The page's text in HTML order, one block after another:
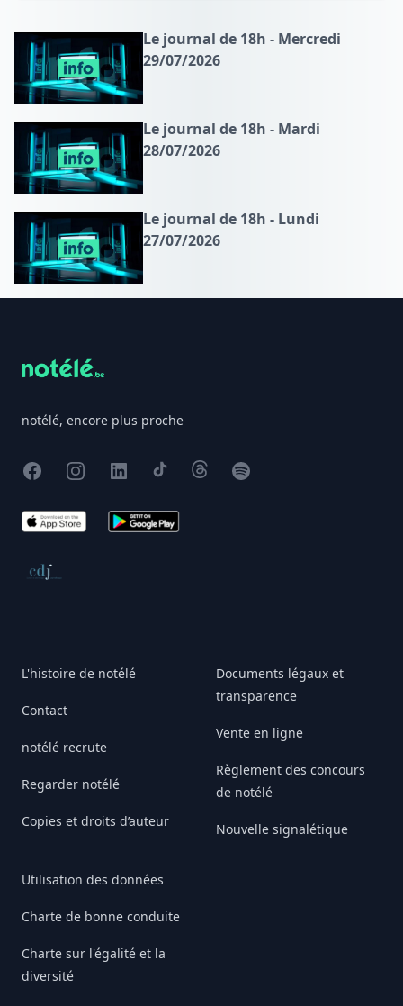
Le journal de 18h - Mercredi
29/07/2026
Le journal de 18h - Mardi
28/07/2026
Le journal de 18h - Lundi
27/07/2026
notélé, encore plus proche
FacebookInstagram
X TikTokThreadsSpotify
App Store Google Play
Conseil de déontologie journalistique
L'histoire de notélé
Contact
notélé recrute
Regarder notélé
Copies et droits d’auteur
Utilisation des données
Charte de bonne conduite
Charte sur l'égalité et la
diversité
Documents légaux et
transparence
Vente en ligne
Règlement des concours
de notélé
Nouvelle signalétique